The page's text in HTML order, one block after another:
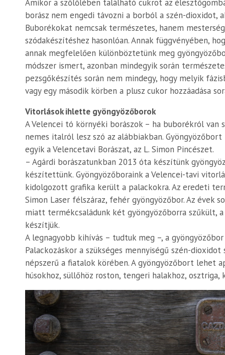
Amikor a szőlőlében található cukrot az
borász nem engedi távozni a borból a szén-
Buborékokat nemcsak természetes, hanem
szódakészítéshez hasonlóan. Annak függvényében,
annak megfelelően különböztetünk meg
módszer ismert, azonban mindegyik során
pezsgőkészítés során nem mindegy, hogy melyik
vagy egy második körben a plusz cukor hozzáadása
Vitorlások ihlette gyöngyözőborok
A Velencei tó környéki borászok – ha buborékról
nemes italról lesz szó az alábbiakban.
egyik a Velencetavi Borászat, az L. Simon Pincészet.
– Agárdi borászatunkban 2013 óta készítünk
készítettünk. Gyöngyözőboraink a Velencei-tavi
kidolgozott grafika került a palackokra. Az eredeti
Simon Laser félszáraz, fehér gyöngyözőbor. Az évek
miatt termékcsaládunk két gyöngyözőborra szűkült,
készítjük.
A legnagyobb kihívás – tudtuk meg –, a
Palackozáskor a szükséges mennyiségű szén-
népszerű a fiatalok körében. A gyöngyözőbort lehet
húsokhoz, süllőhöz roston, tengeri halakhoz,